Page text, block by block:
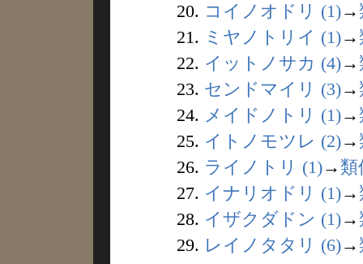
20. コイノオドリ (1)→
21. ミヤノトリイ (1)→
22. イットノサカ (4)→
23. センドマイリ (3)→
24. メイドノトリ (1)→
25. イトノモツレ (2)→
26. ライノトリ (1)→ 類
27. イナリオドリ (1)→
28. イザクダドン (1)→
29. レイノタタリ (6)→